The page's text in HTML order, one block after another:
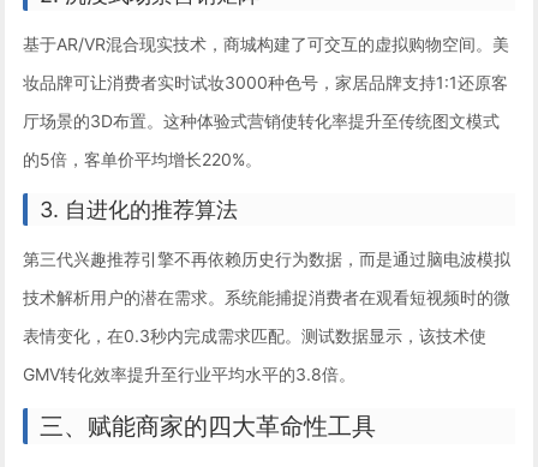
基于AR/VR混合现实技术，商城构建了可交互的虚拟购物空间。美
妆品牌可让消费者实时试妆3000种色号，家居品牌支持1:1还原客
厅场景的3D布置。这种体验式营销使转化率提升至传统图文模式
的5倍，客单价平均增长220%。
3. 自进化的推荐算法
第三代兴趣推荐引擎不再依赖历史行为数据，而是通过脑电波模拟
技术解析用户的潜在需求。系统能捕捉消费者在观看短视频时的微
表情变化，在0.3秒内完成需求匹配。测试数据显示，该技术使
GMV转化效率提升至行业平均水平的3.8倍。
三、赋能商家的四大革命性工具